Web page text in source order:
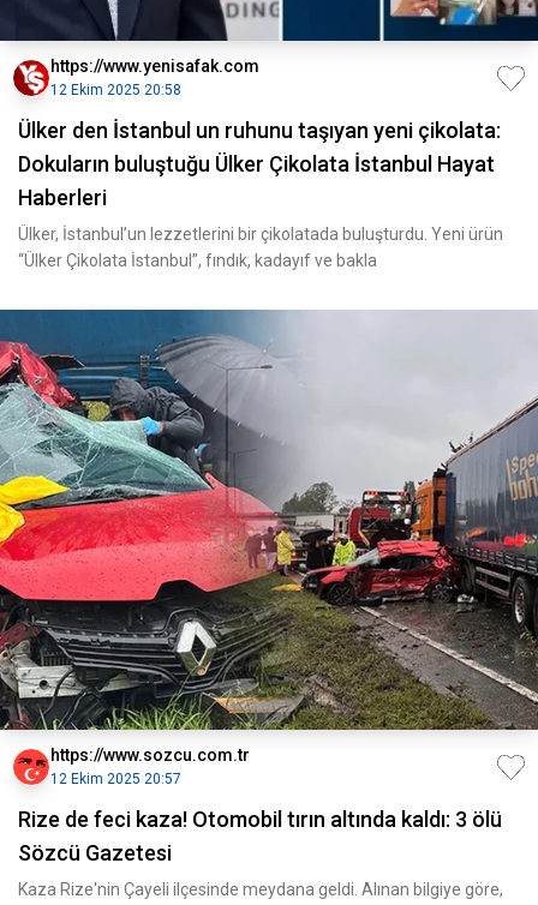
https://www.yenisafak.com
12 Ekim 2025 20:58
Ülker den İstanbul un ruhunu taşıyan yeni çikolata:
Dokuların buluştuğu Ülker Çikolata İstanbul Hayat
Haberleri
Ülker, İstanbul’un lezzetlerini bir çikolatada buluşturdu. Yeni ürün
“Ülker Çikolata İstanbul”, fındık, kadayıf ve bakla
https://www.sozcu.com.tr
12 Ekim 2025 20:57
Rize de feci kaza! Otomobil tırın altında kaldı: 3 ölü
Sözcü Gazetesi
Kaza Rize'nin Çayeli ilçesinde meydana geldi. Alınan bilgiye göre,